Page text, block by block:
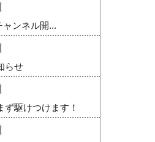
ャンネル開...
らせ
ず駆けつけます！